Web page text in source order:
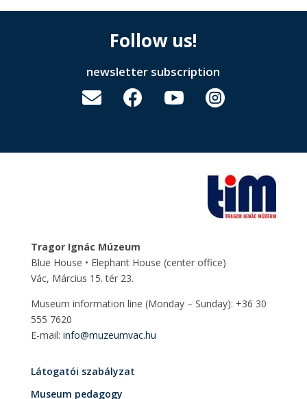
Follow us!
newsletter subscription
   
Tragor Ignác Múzeum
Blue House • Elephant House (center office)
Vác, Március 15. tér 23.
Museum information line (Monday – Sunday): +36 30
555 7620
E-mail: info@muzeumvac.hu
Látogatói szabályzat
Museum pedagogy